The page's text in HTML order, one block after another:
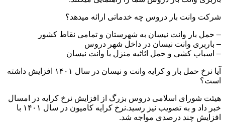
شرکت وانت بار دروس چه خدماتی ارائه میدهد؟
– حمل بار وانت نیسان به شهرستان و تمامی نقاط کشور
– باربری وانت نیسان در داخل شهر دروس
– اسباب کشی و حمل اثاثیه منزل با وانت نیسان
آیا نرخ حمل بار و کرایه وانت و نیسان در سال ۱۴۰۱ افزایش داشته
است؟
هیئت شورای اسلامی دروس بزرگ از افزایش نرخ کرایه در امسال
خبر داد و به تصویب نیز رسید.نرخ کرایه کامیون در سال ۱۴۰۱ با
افزایش چند درصدی مواجه شد.